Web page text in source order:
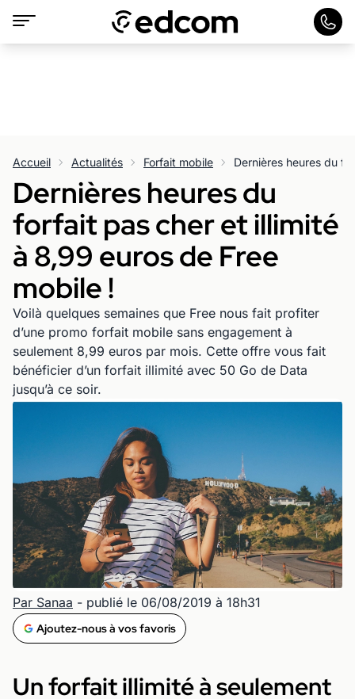
Accueil Actualités Forfait mobile
Dernières heures du
forfait pas cher et illimité
à 8,99 euros de Free
mobile !
Voilà quelques semaines que Free nous fait profiter
d’une promo forfait mobile sans engagement à
seulement 8,99 euros par mois. Cette offre vous fait
bénéficier d’un forfait illimité avec 50 Go de Data
jusqu’à ce soir.
Par Sanaa - publié le 06/08/2019 à 18h31
Ajoutez-nous à vos favoris
Un forfait illimité à seulement